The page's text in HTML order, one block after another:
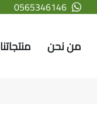
0565346146
من نحن منتجاتنا